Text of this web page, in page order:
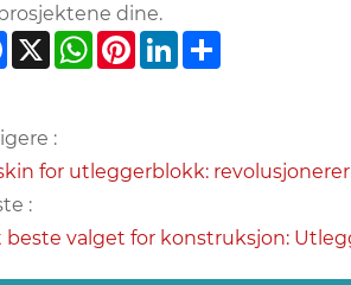
dine.
Facebook
X WhatsApp
PinterestLinkedIn
:
for utleggerblokk:
:
beste valget for konstruksjon: